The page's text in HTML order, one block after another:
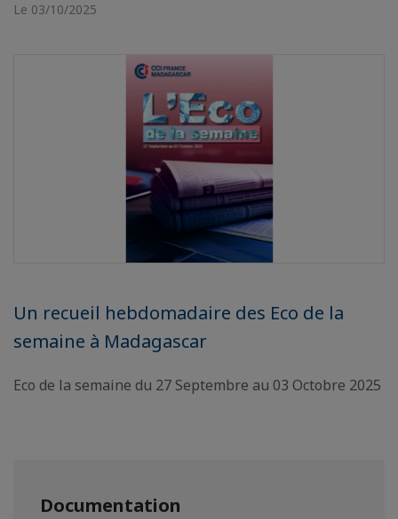
Le 03/10/2025
Un recueil hebdomadaire des Eco de la
semaine à Madagascar
Eco de la semaine du 27 Septembre au 03 Octobre 2025
Documentation